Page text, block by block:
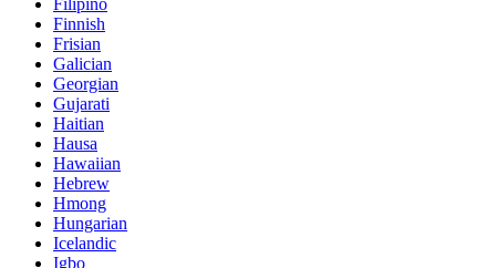
Filipino
Finnish
Frisian
Galician
Georgian
Gujarati
Haitian
Hausa
Hawaiian
Hebrew
Hmong
Hungarian
Icelandic
Igbo